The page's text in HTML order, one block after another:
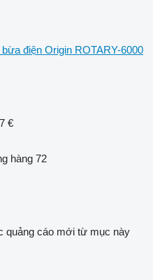
điện Origin ROTARY-6000
€
hàng 72
quảng cáo mới từ mục này